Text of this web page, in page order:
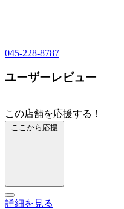
045-228-8787
ユーザーレビュー
この店舗を応援する！
ここから応援
詳細を見る